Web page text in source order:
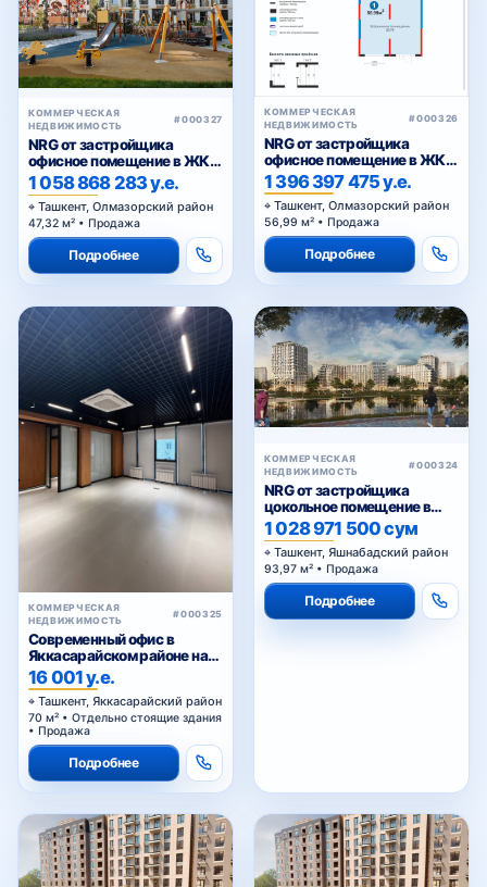
КОММЕРЧЕСКАЯ
НЕДВИЖИМОСТЬ
#000327
NRG от застройщика
офисное помещение в ЖК
«NRG Jomiy»
1 058 868 283 у.е.
Ташкент, Олмазорский район
47,32 м² • Продажа
Подробнее
КОММЕРЧЕСКАЯ
НЕДВИЖИМОСТЬ
#000326
NRG от застройщика
офисное помещение в ЖК
«NRG Jomiy»
1 396 397 475 у.е.
Ташкент, Олмазорский район
56,99 м² • Продажа
Подробнее
КОММЕРЧЕСКАЯ
НЕДВИЖИМОСТЬ
#000325
Современный офис в
Яккасарайском районе на
первой линии
16 001 у.е.
Ташкент, Яккасарайский район
70 м² • Отдельно стоящие здания
• Продажа
Подробнее
КОММЕРЧЕСКАЯ
НЕДВИЖИМОСТЬ
#000324
NRG от застройщика
цокольное помещение в
ЖК «NRG Yangi Baxt »
1 028 971 500 сум
Ташкент, Яшнабадский район
93,97 м² • Продажа
Подробнее